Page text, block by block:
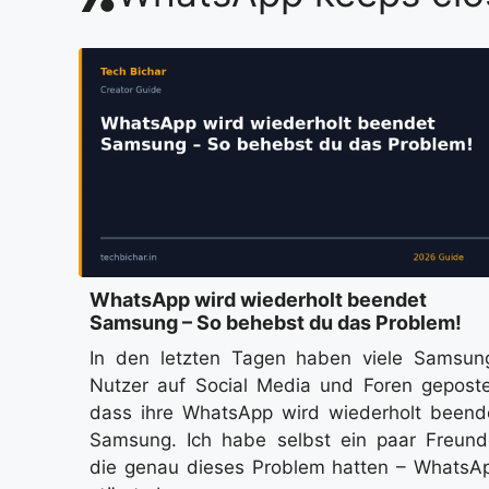
WhatsApp wird wiederholt beendet
Samsung – So behebst du das Problem!
In den letzten Tagen haben viele
Nutzer auf Social Media und Foren
dass ihre WhatsApp wird wiederholt
Samsung. Ich habe selbst ein paar
die genau dieses Problem hatten –